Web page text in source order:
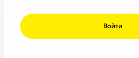
Войти